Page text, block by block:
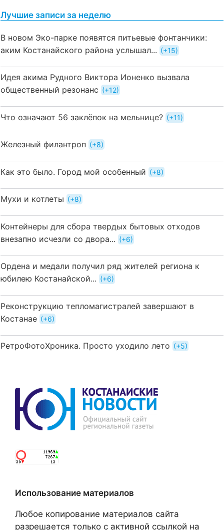
Лучшие записи за неделю
В новом Эко-парке появятся питьевые фонтанчики:
аким Костанайского района услышал...
+15
Идея акима Рудного Виктора Ионенко вызвала
общественный резонанс
+12
Что означают 56 заклёпок на мельнице? +11
Железный филантроп +8
Как это было. Город мой особенный +8
Мухи и котлеты +8
Контейнеры для сбора твердых бытовых отходов
внезапно исчезли со двора...
+6
Ордена и медали получил ряд жителей региона к
юбилею Костанайской...
+6
Реконструкцию тепломагистралей завершают в
Костанае
+6
РетроФотоХроника. Просто уходило лето +5
Использование материалов
Любое копирование материалов сайта
разрешается только с активной ссылкой на